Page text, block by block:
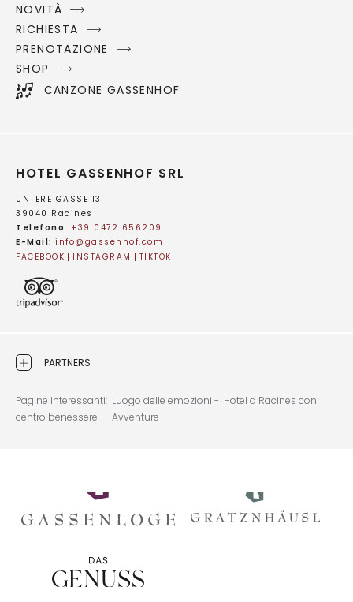
NOVITÀ
RICHIESTA
PRENOTAZIONE
SHOP
CANZONE GASSENHOF
HOTEL GASSENHOF SRL
UNTERE GASSE 13
39040 Racines
Telefono: +39 0472 656209
E-Mail: info@ gassenhof.com
FACEBOOK
INSTAGRAM TIKTOK
PARTNERS
Pagine interessanti: Luogo delle emozioni - Hotel a Racines con
centro benessere - Avventure -